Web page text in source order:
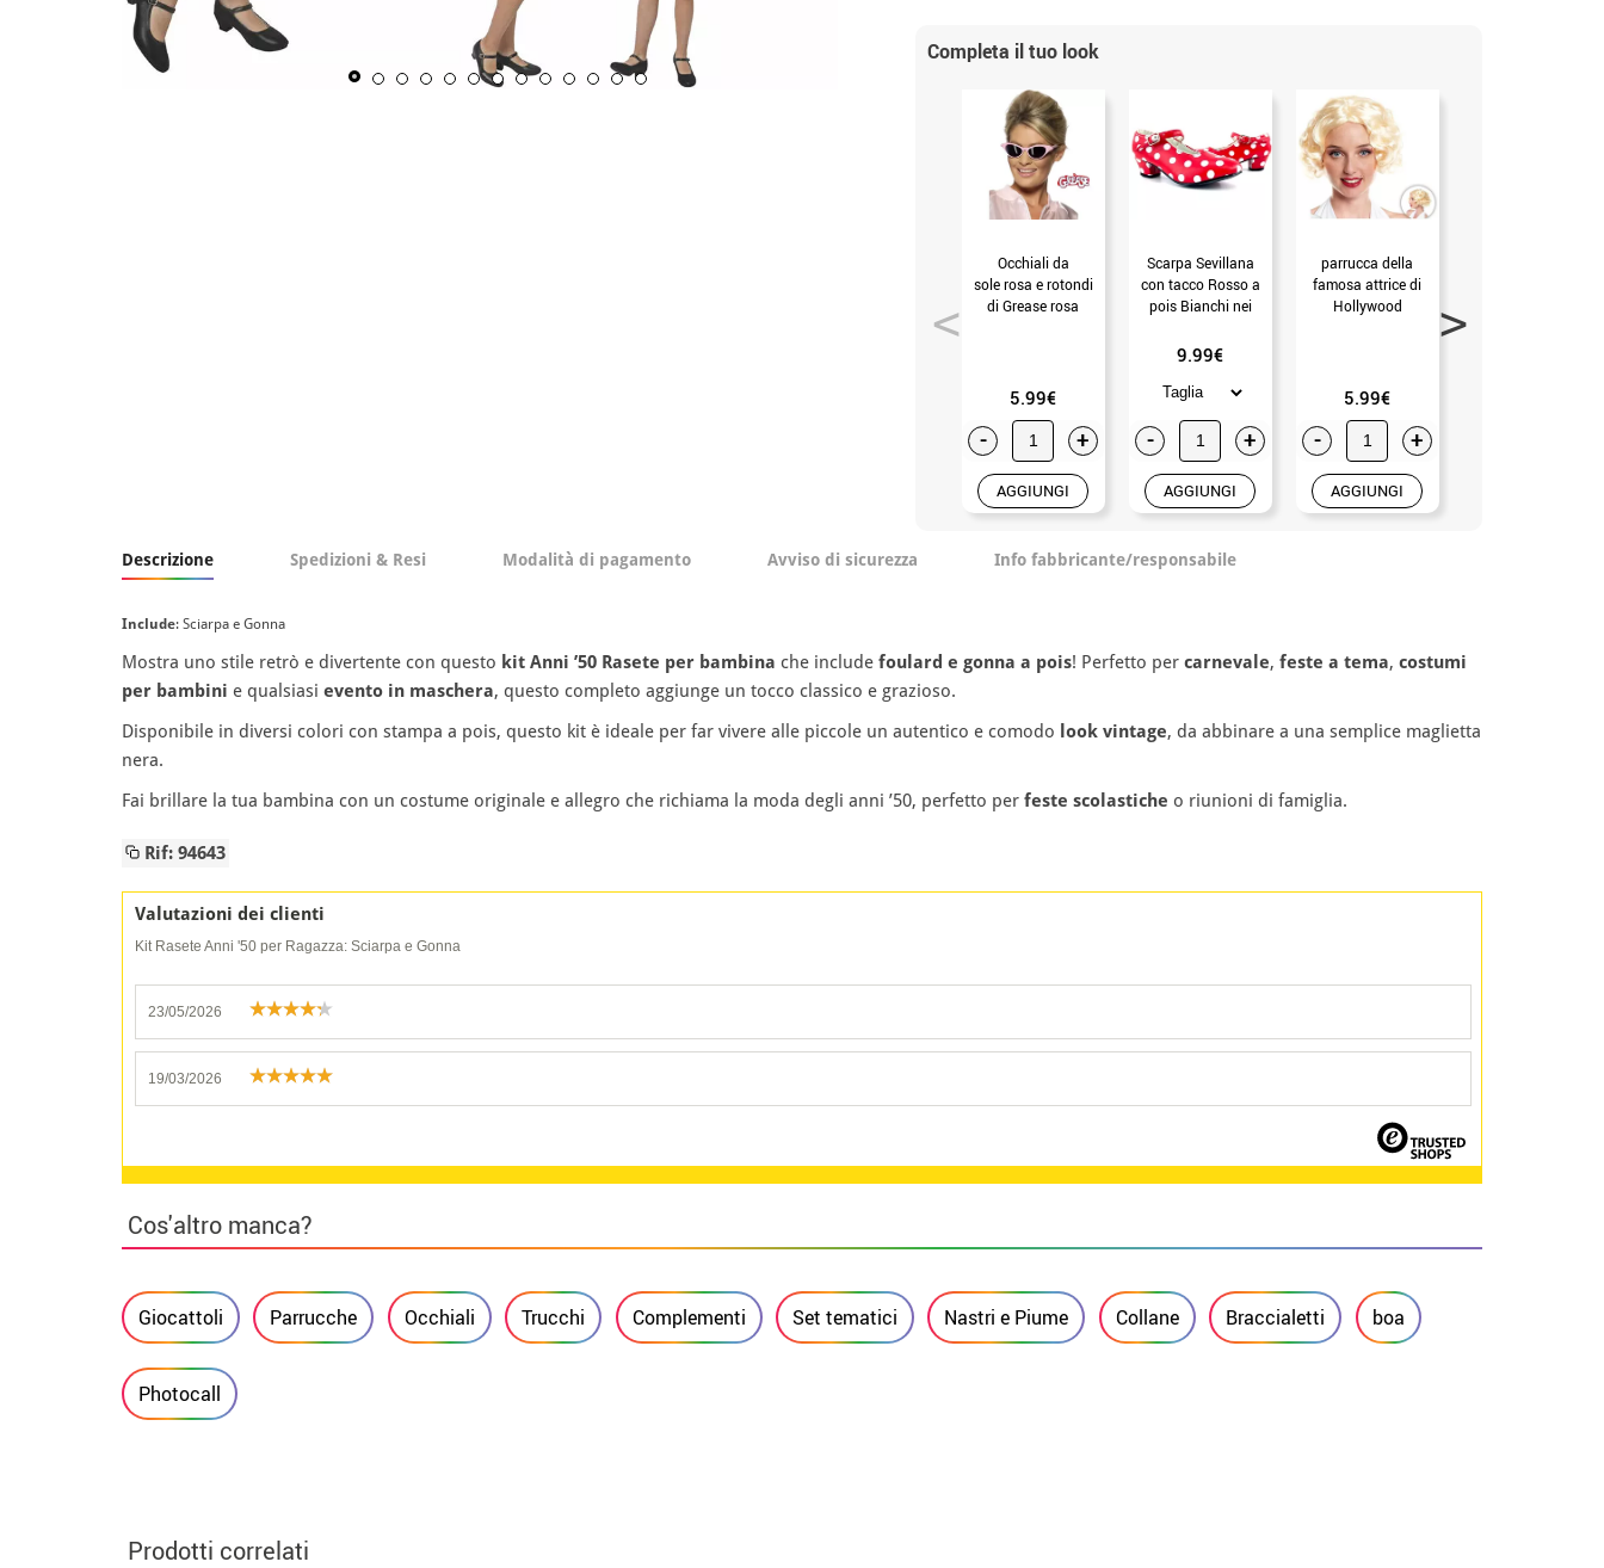
Completa il tuo look
Occhiali da
sole rosa e rotondi
di Grease rosa
5.99€
- +
AGGIUNGI
Scarpa Sevillana
con tacco Rosso a
pois Bianchi nei
9.99€
- +
AGGIUNGI
parrucca della
famosa attrice di
Hollywood
5.99€
- +
AGGIUNGI
Descrizione Spedizioni & Resi Modalità di pagamento Avviso di sicurezza Info fabbricante/responsabile
Include: Sciarpa e Gonna
Mostra uno stile retrò e divertente con questo kit Anni ’50 Rasete per bambina che include foulard e gonna a pois! Perfetto per carnevale, feste a tema, costumi
per bambini e qualsiasi evento in maschera, questo completo aggiunge un tocco classico e grazioso.
Disponibile in diversi colori con stampa a pois, questo kit è ideale per far vivere alle piccole un autentico e comodo look vintage, da abbinare a una semplice maglietta
nera.
Fai brillare la tua bambina con un costume originale e allegro che richiama la moda degli anni ’50, perfetto per feste scolastiche o riunioni di famiglia.
Rif: 94643
Valutazioni dei clienti
Kit Rasete Anni '50 per Ragazza: Sciarpa e Gonna
23/05/2026
19/03/2026
Cos'altro manca?
Giocattoli Parrucche Occhiali Trucchi Complementi Set tematici Nastri e Piume Collane Braccialetti boa
Photocall
Prodotti correlati